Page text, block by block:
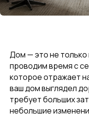
Дом — это не
проводим время с
которое отражает
ваш дом выглядел
требует больших
небольшие